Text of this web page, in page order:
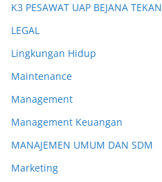
K3 PESAWAT UAP BEJANA TEKAN
LEGAL
Lingkungan Hidup
Maintenance
Management
Management Keuangan
MANAJEMEN UMUM DAN SDM
Marketing